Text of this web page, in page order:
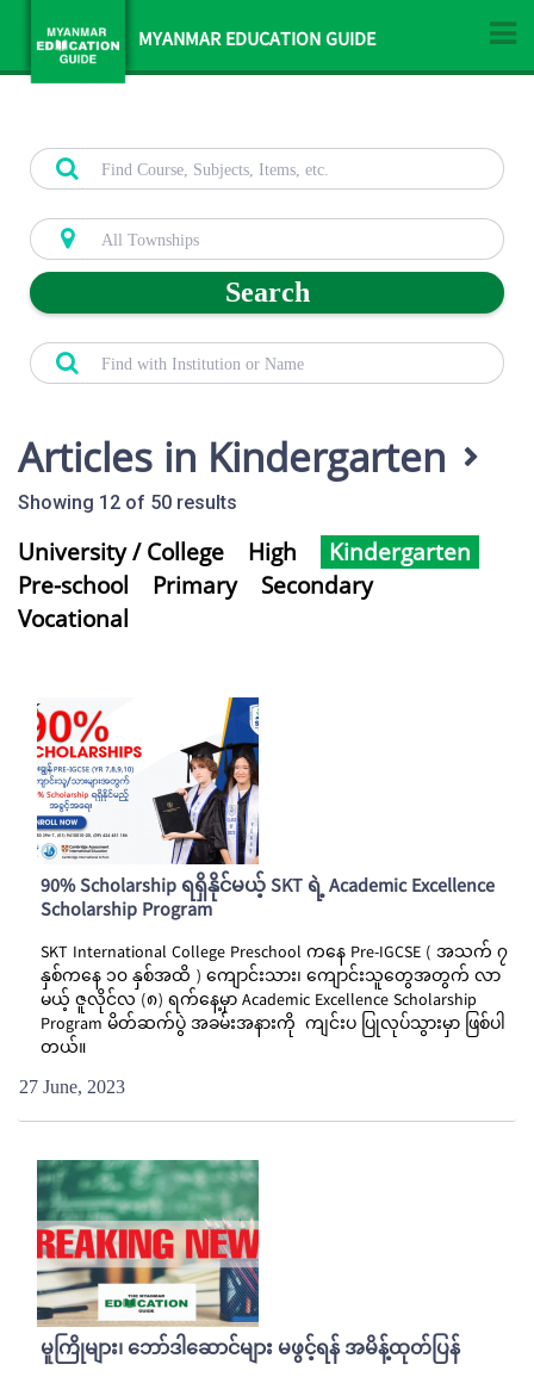
MYANMAR EDUCATION GUIDE
Search
Articles in Kindergarten
Showing 12 of 50 results
University / College High
Kindergarten
Pre-school
Primary
Secondary
Vocational
90% Scholarship ရရှိနိုင်မယ့် SKT ရဲ့ Academic Excellence
Scholarship Program
SKT International College Preschool ကနေ Pre-IGCSE ( အသက် ၇
နှစ်ကနေ ၁၀ နှစ်အထိ ) ကျောင်းသား၊ ကျောင်းသူတွေအတွက် လာ
မယ့် ဇူလိုင်လ (၈) ရက်နေ့မှာ Academic Excellence Scholarship
Program မိတ်ဆက်ပွဲ အခမ်းအနားကို ကျင်းပ ပြုလုပ်သွားမှာ ဖြစ်ပါ
တယ်။
27 June, 2023
မူကြိုများ၊ ဘော်ဒါဆောင်များ မဖွင့်ရန် အမိန့်ထုတ်ပြန်